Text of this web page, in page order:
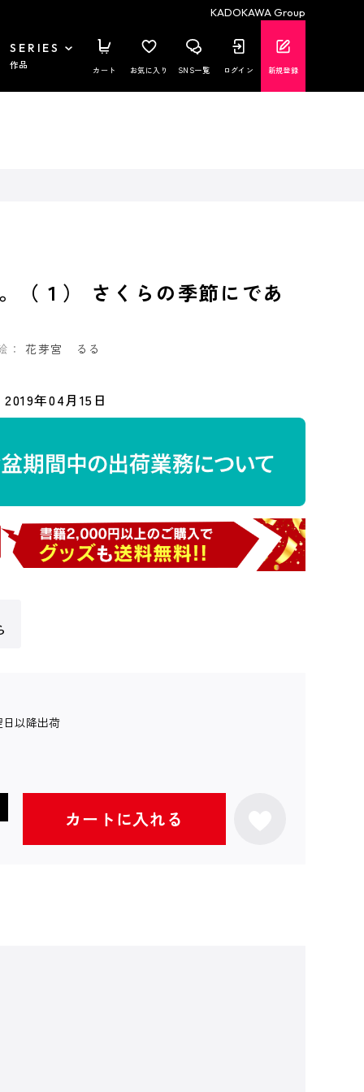
KADOKAWA Group
SERIES
作品 カート お気に入り SNS一覧 ログイン 新規登録
（１） さくらの季節にであ
： 花芽宮 るる
2019年04月15日
日以降出荷
カートに入れる